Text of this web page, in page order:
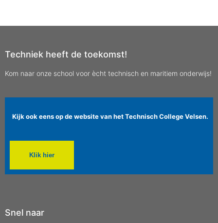
Techniek heeft de toekomst!
Kom naar onze school voor ècht technisch en maritiem onderwijs!
Kijk ook eens op de website van het Technisch College Velsen.
Klik hier
Snel naar